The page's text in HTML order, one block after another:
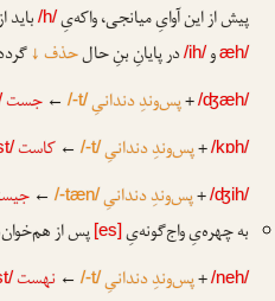
پیش از این آوایِ میانجی، واکه‌یِ/h/باید
æh/و/ih/در پایانِ بنِ حالحذف↓
/ʤæh/
+پس‌وندِ دندانیِ/-t/
←جست
/kɒh/
+پس‌وندِ دندانیِ/-t/
←کاست
/ʤih/
+پس‌وندِ دندانیِ/-tæn/
←
به چهره‌یِ واج‌گونه‌یِ[es] پس از
/neh/
+پس‌وندِ دندانیِ/-t/
← نهست